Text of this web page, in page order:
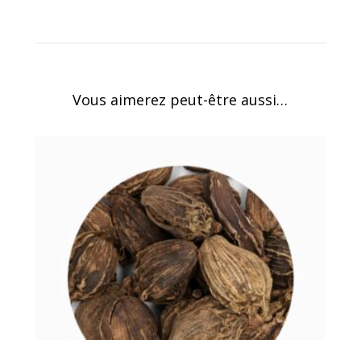
Vous aimerez peut-être aussi…